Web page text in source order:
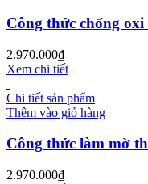
Công thức chống
2.970.000₫
Xem chi tiết
Chi tiết sản phẩm
Thêm vào giỏ hàng
Công thức làm mờ
2.970.000₫